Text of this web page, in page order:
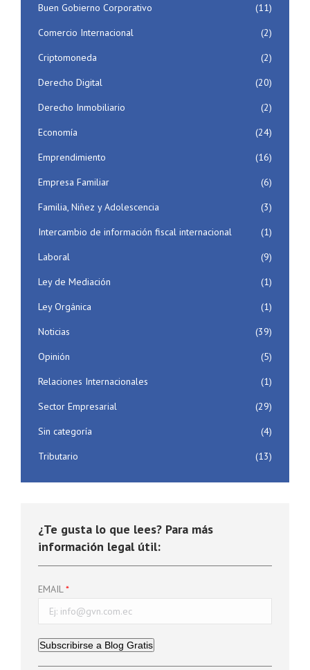
Buen Gobierno Corporativo
(11)
Comercio Internacional
(2)
Criptomoneda
(2)
Derecho Digital
(20)
Derecho Inmobiliario
(2)
Economía
(24)
Emprendimiento
(16)
Empresa Familiar
(6)
Familia, Niñez y Adolescencia
(3)
Intercambio de información fiscal internacional
(1)
Laboral
(9)
Ley de Mediación
(1)
Ley Orgánica
(1)
Noticias
(39)
Opinión
(5)
Relaciones Internacionales
(1)
Sector Empresarial
(29)
Sin categoría
(4)
Tributario
(13)
¿Te gusta lo que lees? Para más
información legal útil:
EMAIL
Subscribirse a Blog Gratis